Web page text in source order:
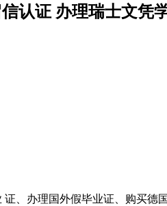
认证 办理瑞士文凭
、办理国外假毕业证、购买